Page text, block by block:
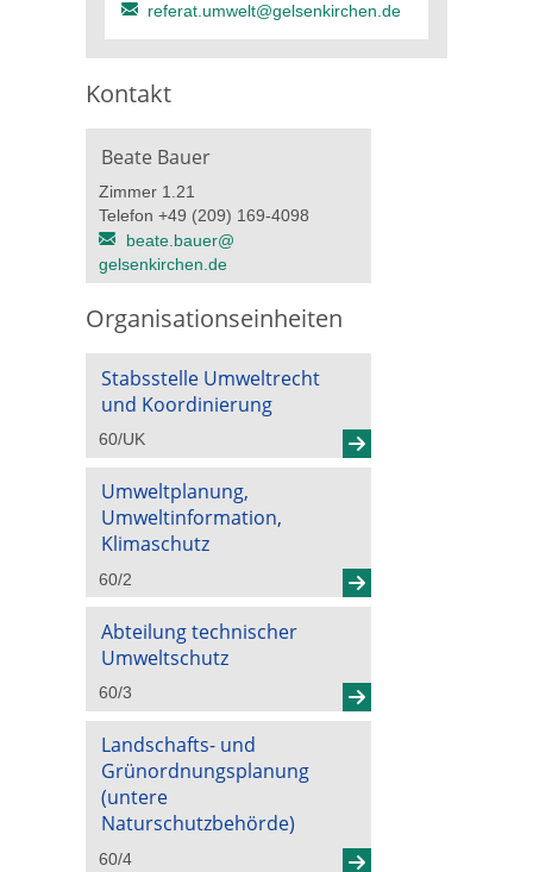
referat.umwelt@gelsenkirchen.de
Kontakt
Beate Bauer
Zimmer 1.21
Telefon +49 (209) 169-4098
beate.bauer@​
gelsenkirchen.de
Organisationseinheiten
Stabsstelle Umweltrecht
und Koordinierung
60/UK
Umweltplanung,
Umweltinformation,
Klimaschutz
60/2
Abteilung technischer
Umweltschutz
60/3
Landschafts- und
Grünordnungsplanung
(untere
Naturschutzbehörde)
60/4